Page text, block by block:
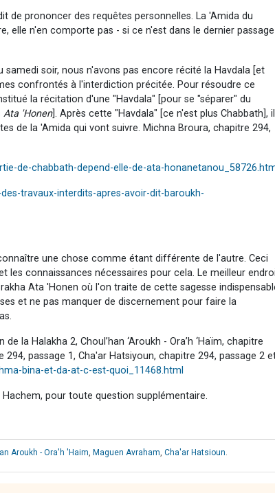
de prononcer des requêtes personnelles. La 'Amida du
elle n'en comporte pas - si ce n'est dans le dernier passage
soir, nous n'avons pas encore récité la Havdala [et
confrontés à l'interdiction précitée. Pour résoudre ce
la récitation d'une "Havdala" [pour se "séparer" du
Ata 'Honen]. Après cette "Havdala" [ce n'est plus Chabbath], il
de la 'Amida qui vont suivre. Michna Broura, chapitre 294,
de-chabbath-depend-elle-de-ata-
travaux-interdits-apres-avoir-dit-baroukh-
une chose comme étant différente de l'autre. Ceci
les connaissances nécessaires pour cela. Le meilleur
Ata 'Honen où l'on traite de cette sagesse
et ne pas manquer de discernement pour faire la
la Halakha 2, Choul’han ‘Aroukh - Ora’h ‘Haïm, chapitre
passage 1, Cha'ar Hatsiyoun, chapitre 294, passage 2
bina-et-da-at-c-est-quoi_11468.html
pour toute question supplémentaire.
Aroukh - Ora'h 'Haim Maguen Avraham Cha'ar Hatsioun